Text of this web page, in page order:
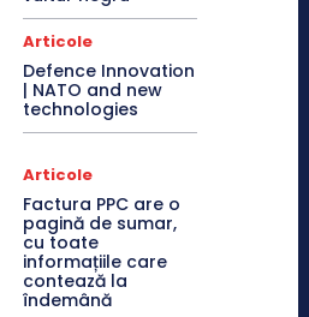
Articole
Defence Innovation
| NATO and new
technologies
Articole
Factura PPC are o
pagină de sumar,
cu toate
informațiile care
contează la
îndemână